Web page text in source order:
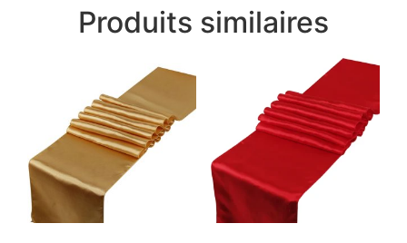
Produits similaires